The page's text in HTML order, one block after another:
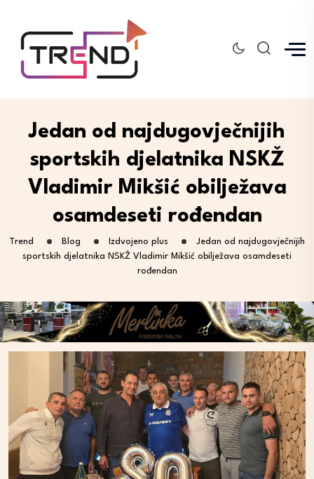
Jedan od najdugovječnijih
sportskih djelatnika NSKŽ
Vladimir Mikšić obilježava
osamdeseti rođendan
Trend Blog Izdvojeno plus
Jedan od najdugovječnijih
sportskih djelatnika NSKŽ Vladimir Mikšić obilježava osamdeseti
rođendan